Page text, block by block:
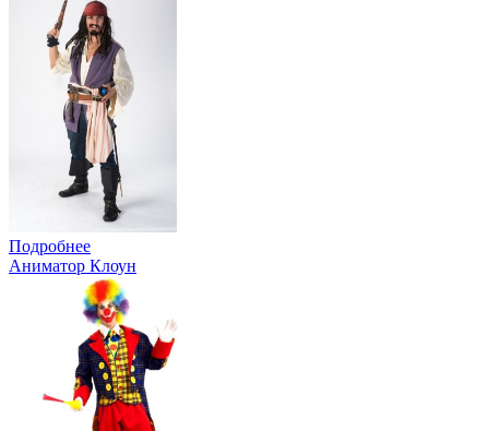
Подробнее
Аниматор Клоун